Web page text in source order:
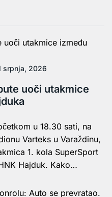
srpnja, 2026
uoči utakmice
u 18.30 sati, na
Varteks u Varaždinu,
1. kola SuperSport
Hajduk. Kako…